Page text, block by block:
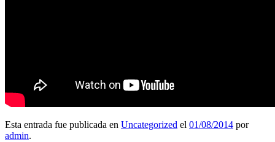
Esta entrada fue publicada en Uncategorized el 01/08/2014 por
admin.